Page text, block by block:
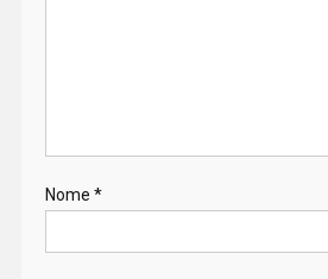
Nome *